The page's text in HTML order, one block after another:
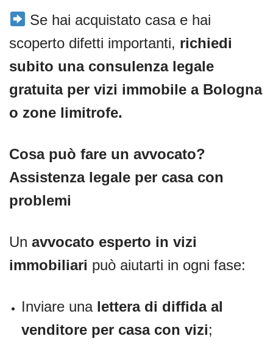
Se hai acquistato casa e hai
scoperto difetti importanti, richiedi
subito una consulenza legale
gratuita per vizi immobile a Bologna
o zone limitrofe.
Cosa può fare un avvocato?
Assistenza legale per casa con
problemi
Un avvocato esperto in vizi
immobiliari può aiutarti in ogni fase:
Inviare una lettera di diffida al
venditore per casa con vizi;